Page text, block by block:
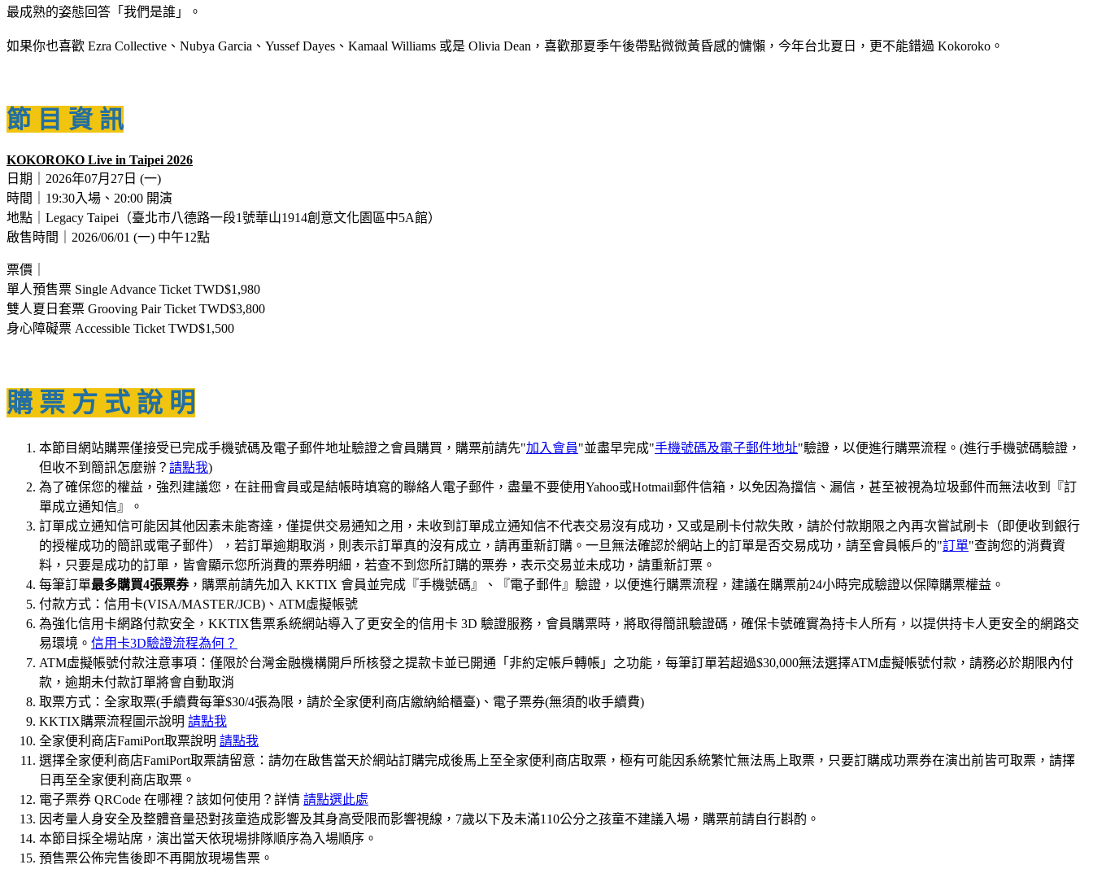
最成熟的姿態回答「我們是誰」。
如果你也喜歡 Ezra Collective、Nubya Garcia、Yussef Dayes、Kamaal Williams 或是 Olivia Dean，喜歡那夏季午後帶點微微黃昏感的慵懶，今年台北夏日，更不能錯過 Kokoroko。
節 目 資 訊
KOKOROKO Live in Taipei 2026
日期｜2026年07月27日 (一)
時間｜19:30入場、20:00 開演
地點｜Legacy Taipei（臺北市八德路一段1號華山1914創意文化園區中5A館）
啟售時間｜2026/06/01 (一) 中午12點
票價｜
單人預售票 Single Advance Ticket TWD$1,980
雙人夏日套票 Grooving Pair Ticket TWD$3,800
身心障礙票 Accessible Ticket TWD$1,500
購 票 方 式 說 明
本節目網站購票僅接受已完成手機號碼及電子郵件地址驗證之會員購買，購票前請先"加入會員"並盡早完成"手機號碼及電子郵件地址"驗證，以便進行購票流程。(進行手機號碼驗證，
但收不到簡訊怎麼辦？ 請點我)
為了確保您的權益，強烈建議您，在註冊會員或是結帳時填寫的聯絡人電子郵件，盡量不要使用Yahoo或Hotmail郵件信箱，以免因為擋信、漏信，甚至被視為垃圾郵件而無法收到『訂
單成立通知信』。
訂單成立通知信可能因其他因素未能寄達，僅提供交易通知之用，未收到訂單成立通知信不代表交易沒有成功，又或是刷卡付款失敗，請於付款期限之內再次嘗試刷卡（即便收到銀行
的授權成功的簡訊或電子郵件），若訂單逾期取消，則表示訂單真的沒有成立，請再重新訂購。一旦無法確認於網站上的訂單是否交易成功，請至會員帳戶的"訂單"查詢您的消費資
料，只要是成功的訂單，皆會顯示您所消費的票券明細，若查不到您所訂購的票券，表示交易並未成功，請重新訂票。
每筆訂單最多購買4張票券，購票前請先加入 KKTIX 會員並完成『手機號碼』、『電子郵件』驗證，以便進行購票流程，建議在購票前24小時完成驗證以保障購票權益。
付款方式：信用卡(VISA/MASTER/JCB)、ATM虛擬帳號
為強化信用卡網路付款安全，KKTIX售票系統網站導入了更安全的信用卡 3D 驗證服務，會員購票時，將取得簡訊驗證碼，確保卡號確實為持卡人所有，以提供持卡人更安全的網路交
易環境。 信用卡3D驗證流程為何？
ATM虛擬帳號付款注意事項：僅限於台灣金融機構開戶所核發之提款卡並已開通「非約定帳戶轉帳」之功能，每筆訂單若超過$30,000無法選擇ATM虛擬帳號付款，請務必於期限內付
款，逾期未付款訂單將會自動取消
取票方式：全家取票(手續費每筆$30/4張為限，請於全家便利商店繳納給櫃臺)、電子票券(無須酌收手續費)
KKTIX購票流程圖示說明 請點我
全家便利商店FamiPort取票說明 請點我
選擇全家便利商店FamiPort取票請留意：請勿在啟售當天於網站訂購完成後馬上至全家便利商店取票，極有可能因系統繁忙無法馬上取票，只要訂購成功票券在演出前皆可取票，請擇
日再至全家便利商店取票。
電子票券 QRCode 在哪裡？該如何使用？詳情 請點選此處
因考量人身安全及整體音量恐對孩童造成影響及其身高受限而影響視線，7歲以下及未滿110公分之孩童不建議入場，購票前請自行斟酌。
本節目採全場站席，演出當天依現場排隊順序為入場順序。
預售票公佈完售後即不再開放現場售票。